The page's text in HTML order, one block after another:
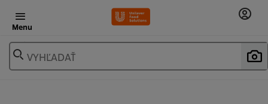
Menu
VYHĽADAŤ